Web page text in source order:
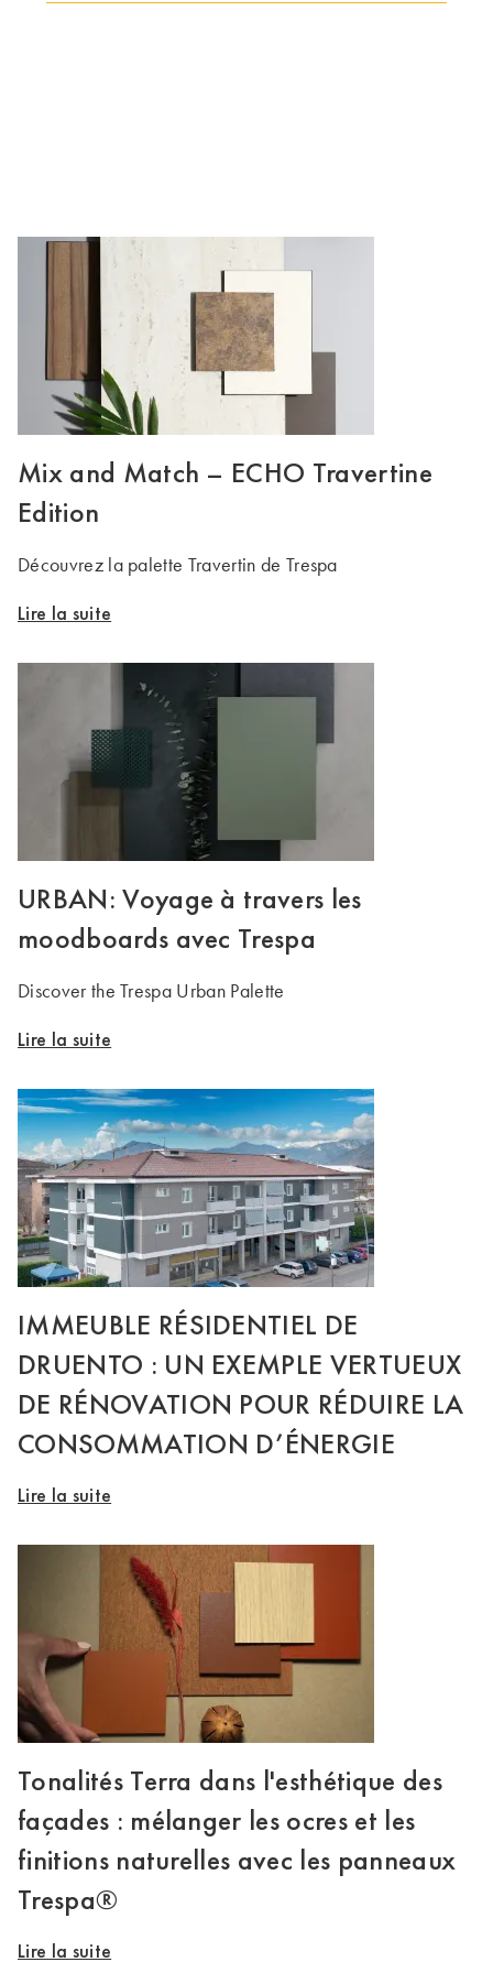
Mix and Match – ECHO Travertine
Edition
Découvrez la palette Travertin de Trespa
Lire la suite
URBAN: Voyage à travers les
moodboards avec Trespa
Discover the Trespa Urban Palette
Lire la suite
IMMEUBLE RÉSIDENTIEL DE
DRUENTO : UN EXEMPLE VERTUEUX
DE RÉNOVATION POUR RÉDUIRE LA
CONSOMMATION D’ÉNERGIE
Lire la suite
Tonalités Terra dans l'esthétique des
façades : mélanger les ocres et les
finitions naturelles avec les panneaux
Trespa®
Lire la suite